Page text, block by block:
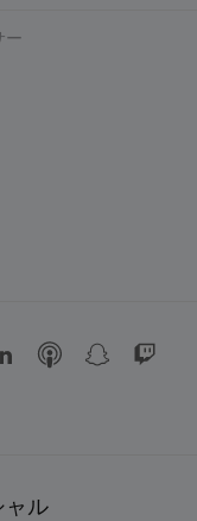
ー
ャル